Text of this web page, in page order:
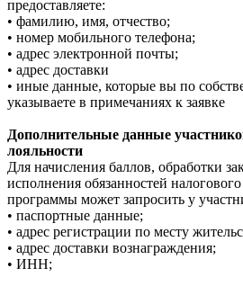
предоставляете:
• фамилию, имя, отчество;
• номер мобильного телефона;
• адрес электронной почты;
• адрес доставки
• иные данные, которые вы по
указываете в примечаниях к заявке
Дополнительные данные
лояльности
Для начисления баллов, обработки
исполнения обязанностей
программы может запросить у
• паспортные данные;
• адрес регистрации по месту
• адрес доставки вознаграждения;
• ИНН;